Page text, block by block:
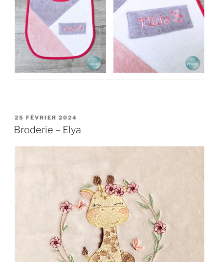
PUBLIÉ
LE
25 FÉVRIER 2024
Broderie – Elya